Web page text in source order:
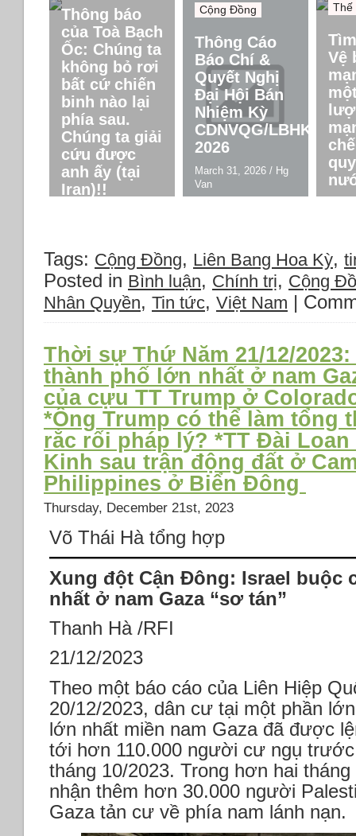
Thông báo
của Toà Bạch
Ốc: Chúng ta
không bỏ rơi
bất cứ chiến
binh nào lại
phía sau.
Chúng ta giải
cứu được
anh ấy (tại
Iran)!!
Cộng Đồng
Thông Cáo
Báo Chí &
Quyết Nghị
Đại Hội Bán
Nhiệm Kỳ
CDNVQG/LBHK
2026
March 31, 2026 / Hg
Van
Thế
Vệ
Tags: Cộng Đồng, Liên Bang Hoa Kỳ,
Posted in Bình luận, Chính trị, Cộng
Nhân Quyền, Tin tức, Việt Nam |
Thời sự Thứ Năm 21/12/
thành phố lớn nhất ở nam
của cựu TT Trump ở
*Ông Trump có thể làm tổng
rắc rối pháp lý? *TT Đài
Kinh sau trận động đất ở
Philippines ở Biển Đông
Thursday, December 21st, 2023
Võ Thái Hà tổng hợp
Xung đột Cận Đông: Israel buộc
nhất ở nam Gaza “sơ tán”
Thanh Hà /RFI
21/12/2023
Theo một báo cáo của Liên Hiệp
20/12/2023, dân cư tại một phần
lớn nhất miền nam Gaza đã được
tới hơn 110.000 người cư ngụ
tháng 10/2023. Trong hơn hai
nhận thêm hơn 30.000 người
Gaza tản cư về phía nam lánh nạn.